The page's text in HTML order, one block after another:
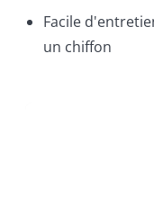
Facile
un chiffon